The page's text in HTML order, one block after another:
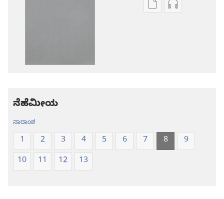
ಪ್ರಕಾಶನಆಡಿಯೋ
ನೆಹೆಮೀಯ
ಸಾರಾಂಶ
1 2 3 4 5 6 7 8
9
10
11 12 13